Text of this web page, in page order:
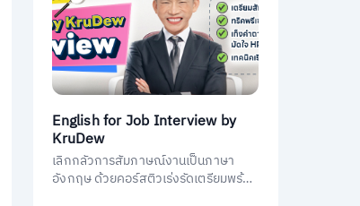
English for Job Interview by
KruDew
เลิกกลัวการสัมภาษณ์งานเป็นภาษา
อังกฤษ ด้วยคอร์สติวเร่งรัดเตรียมพร้อม